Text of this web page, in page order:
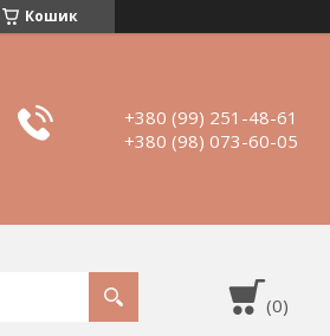
Кошик
+380 (99) 251-48-61
+380 (98) 073-60-05